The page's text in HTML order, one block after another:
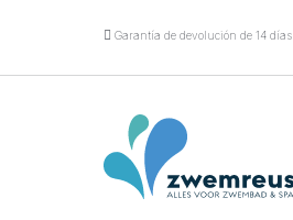
Garantía de devolución de 14 días